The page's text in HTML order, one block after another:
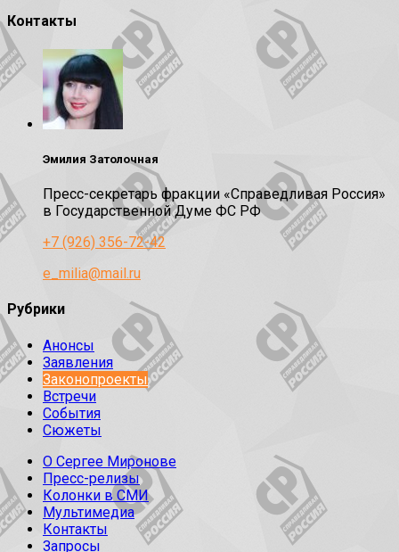
Контакты
Эмилия Затолочная
Пресс-секретарь фракции «Справедливая Россия»
в Государственной Думе ФС РФ
+7 (926) 356-72-42
e_milia@mail.ru
Рубрики
Анонсы
Заявления
Законопроекты
Встречи
События
Сюжеты
О Сергее Миронове
Пресс-релизы
Колонки в СМИ
Мультимедиа
Контакты
Запросы